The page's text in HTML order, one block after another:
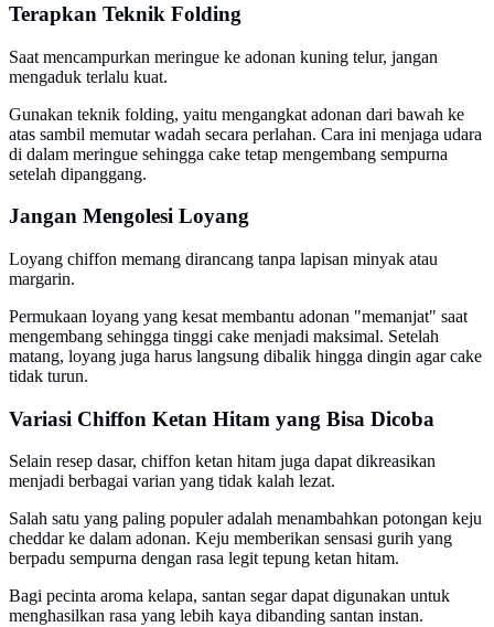
Terapkan Teknik Folding
Saat mencampurkan meringue ke adonan kuning telur, jangan
mengaduk terlalu kuat.
Gunakan teknik folding, yaitu mengangkat adonan dari bawah ke
atas sambil memutar wadah secara perlahan. Cara ini menjaga udara
di dalam meringue sehingga cake tetap mengembang sempurna
setelah dipanggang.
Jangan Mengolesi Loyang
Loyang chiffon memang dirancang tanpa lapisan minyak atau
margarin.
Permukaan loyang yang kesat membantu adonan "memanjat" saat
mengembang sehingga tinggi cake menjadi maksimal. Setelah
matang, loyang juga harus langsung dibalik hingga dingin agar cake
tidak turun.
Variasi Chiffon Ketan Hitam yang Bisa Dicoba
Selain resep dasar, chiffon ketan hitam juga dapat dikreasikan
menjadi berbagai varian yang tidak kalah lezat.
Salah satu yang paling populer adalah menambahkan potongan keju
cheddar ke dalam adonan. Keju memberikan sensasi gurih yang
berpadu sempurna dengan rasa legit tepung ketan hitam.
Bagi pecinta aroma kelapa, santan segar dapat digunakan untuk
menghasilkan rasa yang lebih kaya dibanding santan instan.